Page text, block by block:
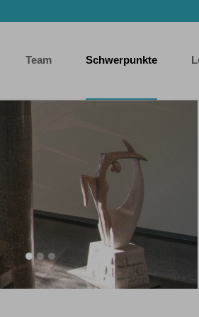
Team Schwerpunkte